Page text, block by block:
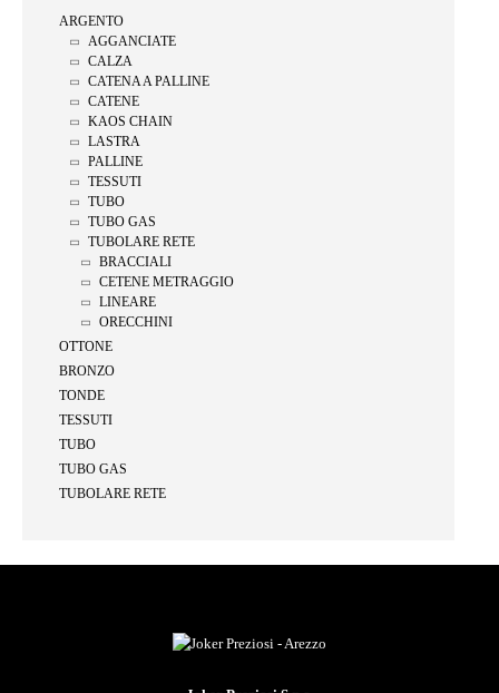
ARGENTO
AGGANCIATE
CALZA
CATENA A PALLINE
CATENE
KAOS CHAIN
LASTRA
PALLINE
TESSUTI
TUBO
TUBO GAS
TUBOLARE RETE
BRACCIALI
CETENE METRAGGIO
LINEARE
ORECCHINI
OTTONE
BRONZO
TONDE
TESSUTI
TUBO
TUBO GAS
TUBOLARE RETE